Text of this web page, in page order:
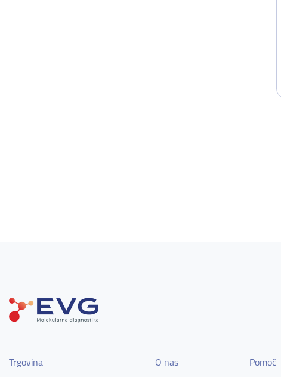
Trgovina
O nas
Pomoč